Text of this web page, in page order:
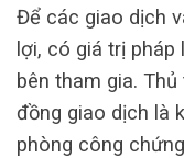
Để các giao dịch
lợi, có giá trị
bên tham gia.
đồng giao dịch là
phòng công